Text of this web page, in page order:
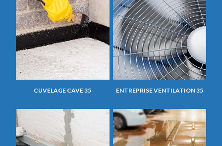
CUVELAGE CAVE 35 ENTREPRISE VENTILATION 35